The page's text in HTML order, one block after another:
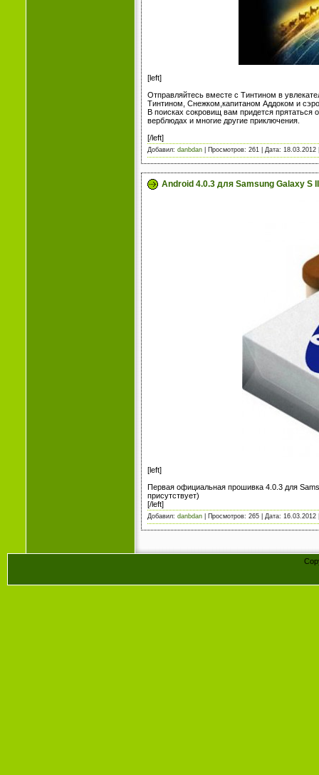
[left]
Отправляйтесь вместе с Тинтином в
Тинтином, Снежком,капитаном Аддоком и
В поисках сокровищ вам придется прятаться
верблюдах и многие другие приключения.
[/left]
Добавил: danbdan | Просмотров: 261 | Дата: 18.03.2012
Android 4.0.3 для Samsung Galaxy S
[left]
Первая официальная прошивка 4.0.3 для
присутствует)
[/left]
Добавил: danbdan | Просмотров: 265 | Дата: 16.03.2012